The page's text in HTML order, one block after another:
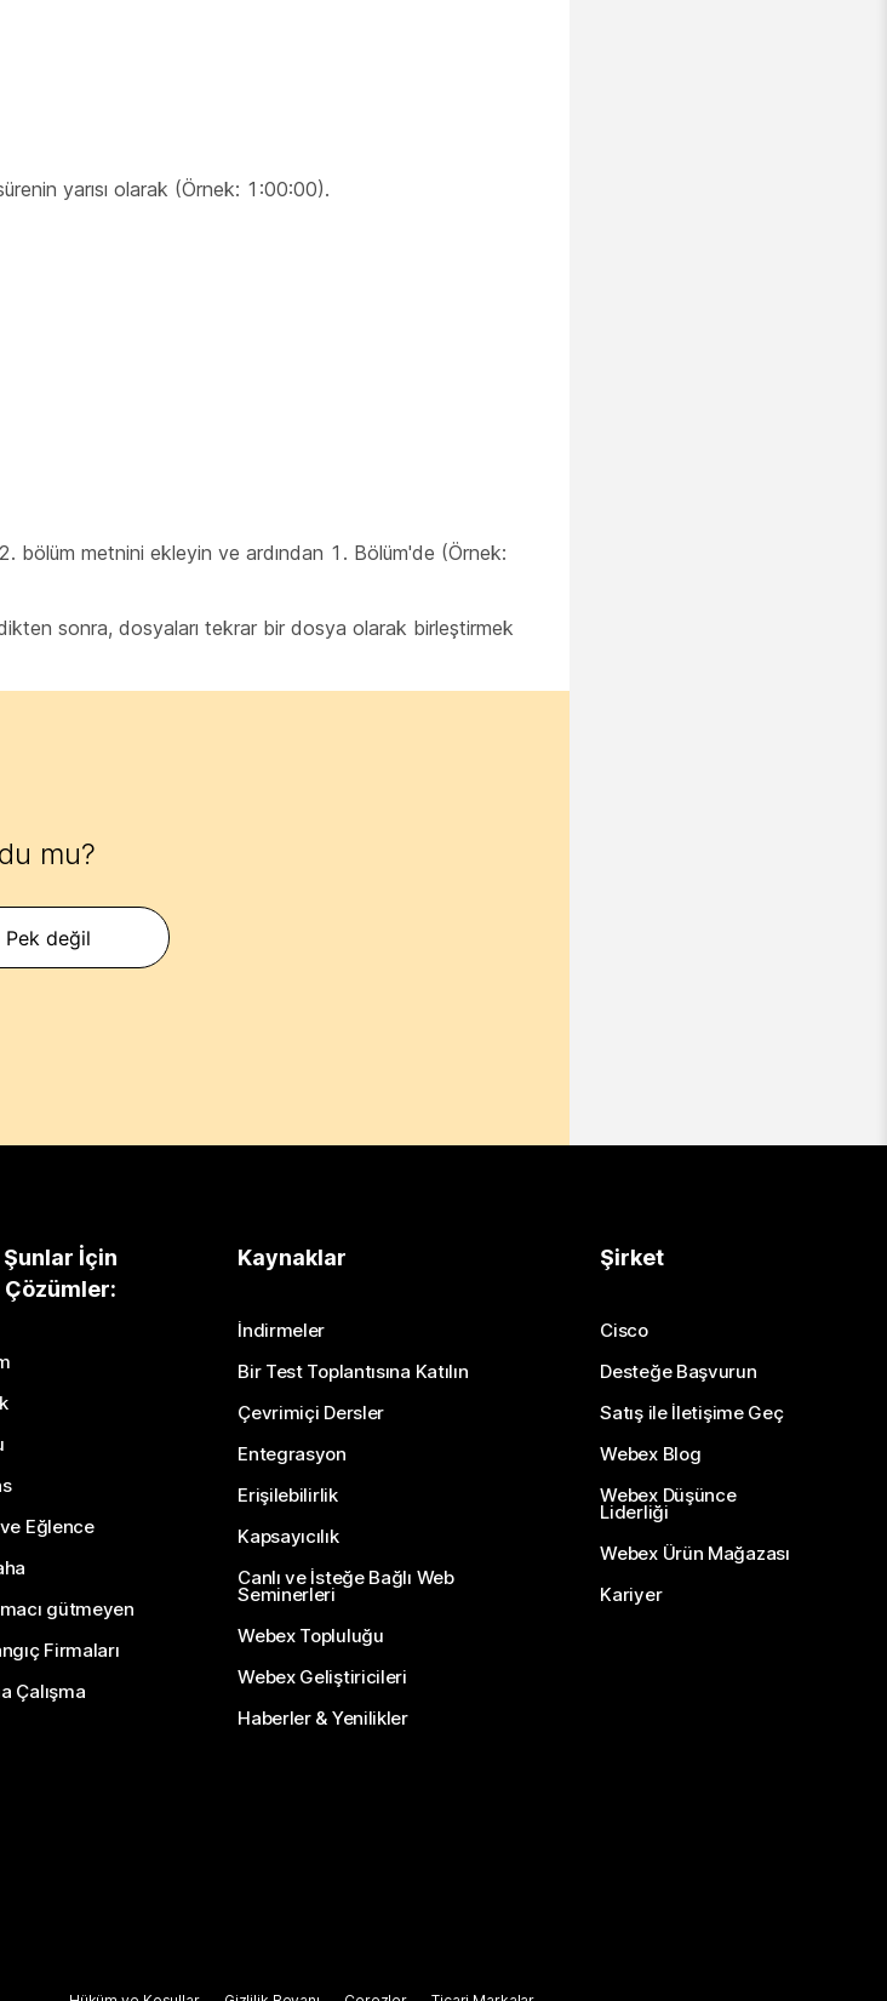
yarısı olarak (Örnek: 1:00:00).
bölüm metnini ekleyin ve ardından 1. Bölüm'de (Örnek:
sonra, dosyaları tekrar bir dosya olarak birleştirmek
mu?
Pek değil
Şunlar İçin
Çözümler:
Eğlence
gütmeyen
Firmaları
Çalışma
Kaynaklar
İndirmeler
Bir Test Toplantısına Katılın
Çevrimiçi Dersler
Entegrasyon
Erişilebilirlik
Kapsayıcılık
Canlı ve İsteğe Bağlı Web
Seminerleri
Webex Topluluğu
Webex Geliştiricileri
Haberler & Yenilikler
Şirket
Cisco
Desteğe Başvurun
Satış ile İletişime Geç
Webex Blog
Webex Düşünce
Liderliği
Webex Ürün Mağazası
Kariyer